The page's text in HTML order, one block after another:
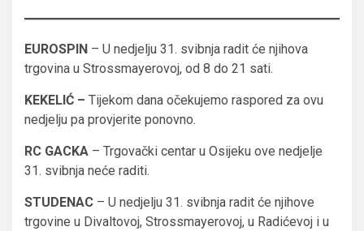
EUROSPIN – U nedjelju 31. svibnja radit će njihova
trgovina u Strossmayerovoj, od 8 do 21 sati.
KEKELIĆ – Tijekom dana očekujemo raspored za ovu
nedjelju pa provjerite ponovno.
RC GACKA – Trgovački centar u Osijeku ove nedjelje
31. svibnja neće raditi.
STUDENAC – U nedjelju 31. svibnja radit će njihove
trgovine u Divaltovoj, Strossmayerovoj, u Radićevoj i u